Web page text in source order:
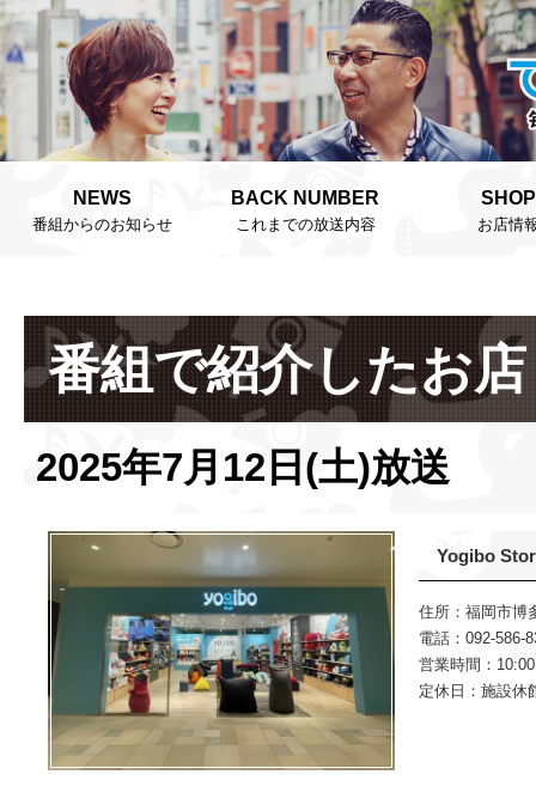
NEWS
番組からのお知らせ
BACK NUMBER
これまでの放送内容
SHOP
お店情
番組で紹介したお店
2025年7月12日(土)放送
Yogibo
住所：福岡市博
電話：092-586-
営業時間：
定休日：施設休